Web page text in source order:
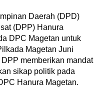
Daerah (DPD)
(DPP) Hanura
DPC Magetan untuk
Magetan Juni
memberikan mandat
sikap politik pada
Hanura Magetan.